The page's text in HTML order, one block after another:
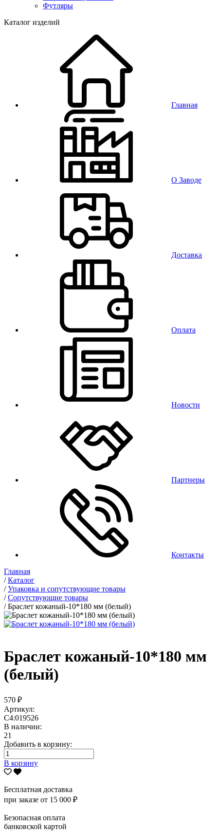
Футляры
Каталог изделий
Главная
О Заводе
Доставка
Оплата
Новости
Партнеры
Контакты
Главная
/Каталог
/Упаковка и сопутствующие товары
/Сопутствующие товары
/Браслет кожаный-10*180 мм (белый)
Браслет кожаный-10*180 мм
(белый)
570 ₽
Артикул:
С4:019526
В наличии:
21
Добавить в корзину:
В корзину
Бесплатная доставка
при заказе от 15 000 ₽
Безопасная оплата
банковской картой